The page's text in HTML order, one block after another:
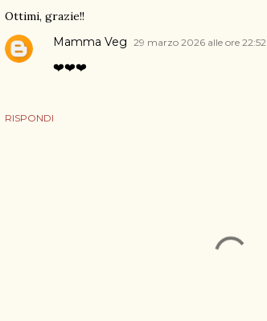
Ottimi, grazie!!
RISPONDI
Mamma Veg 29 marzo 2026 alle ore 22:52
❤️❤️❤️